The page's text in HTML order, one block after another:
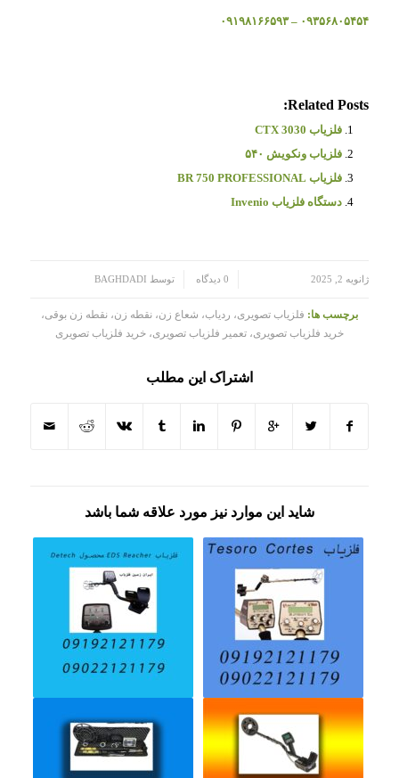
۰۹۳۵۶۸۰۵۴۵۴ – ۰۹۱۹۸۱۶۶۵۹۳
Related Posts:
فلزیاب CTX 3030
فلزیاب ونکویش ۵۴۰
فلزیاب BR 750 PROFESSIONAL
دستگاه فلزیاب Invenio
ژانویه 2, 2025 0 دیدگاه توسط BAGHDADI
برچسب ها: فلزیاب تصویری، ردیاب، شعاع زن، نقطه زن، نقطه زن بوقی،
خرید فلزیاب تصویری، تعمیر فلزیاب تصویری، خرید فلزیاب تصویری
اشتراک این مطلب
شاید این موارد نیز مورد علاقه شما باشد